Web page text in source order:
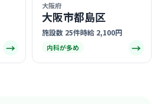
→
大阪府
大阪市都島区
施設数 25件時給 2,100円
内科が多め →